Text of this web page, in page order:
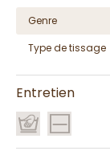
Genre
Type de tissage
Entretien